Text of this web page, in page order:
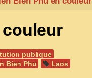
couleur
publique
Bien Phu Laos